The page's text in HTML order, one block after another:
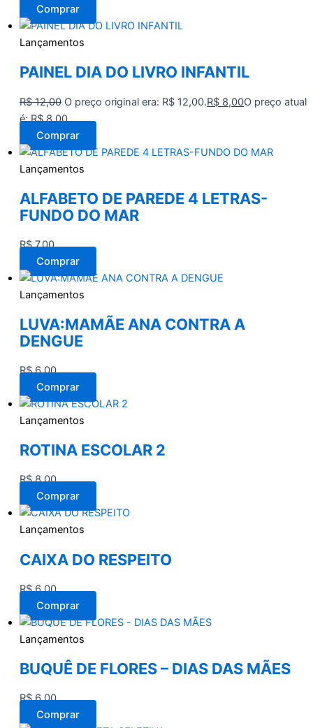
Comprar
Lançamentos
PAINEL DIA DO LIVRO INFANTIL
R$12,00 O preço original era: R$ 12,00.R$ 8,00O preço atual
é: R$ 8,00.
Comprar
Lançamentos
ALFABETO DE PAREDE 4 LETRAS-
FUNDO DO MAR
R$7,00
Comprar
Lançamentos
LUVA:MAMÃE ANA CONTRA A
DENGUE
R$6,00
Comprar
Lançamentos
ROTINA ESCOLAR 2
R$8,00
Comprar
Lançamentos
CAIXA DO RESPEITO
R$6,00
Comprar
Lançamentos
BUQUÊ DE FLORES – DIAS DAS MÃES
R$6,00
Comprar